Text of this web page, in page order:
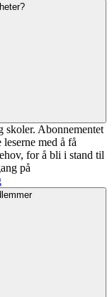
Abonnementet
med å få
for å bli i stand til
på